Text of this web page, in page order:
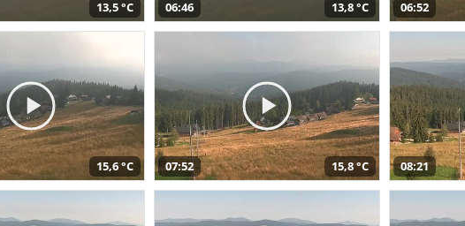
13,5 °C 06:46 13,8 °C 06:52
15,6 °C 07:52 15,8 °C 08:21